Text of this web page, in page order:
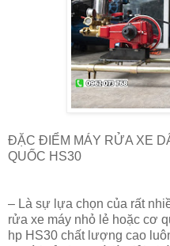
ĐẶC ĐIỂM MÁY RỬA XE
QUỐC HS30
– Là sự lựa chọn của rất
rửa xe máy nhỏ lẻ hoặc cơ
hp HS30 chất lượng cao